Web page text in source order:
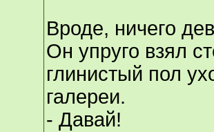
Вроде, ничего
Он упруго взял
глинистый пол
галереи.
- Давай!